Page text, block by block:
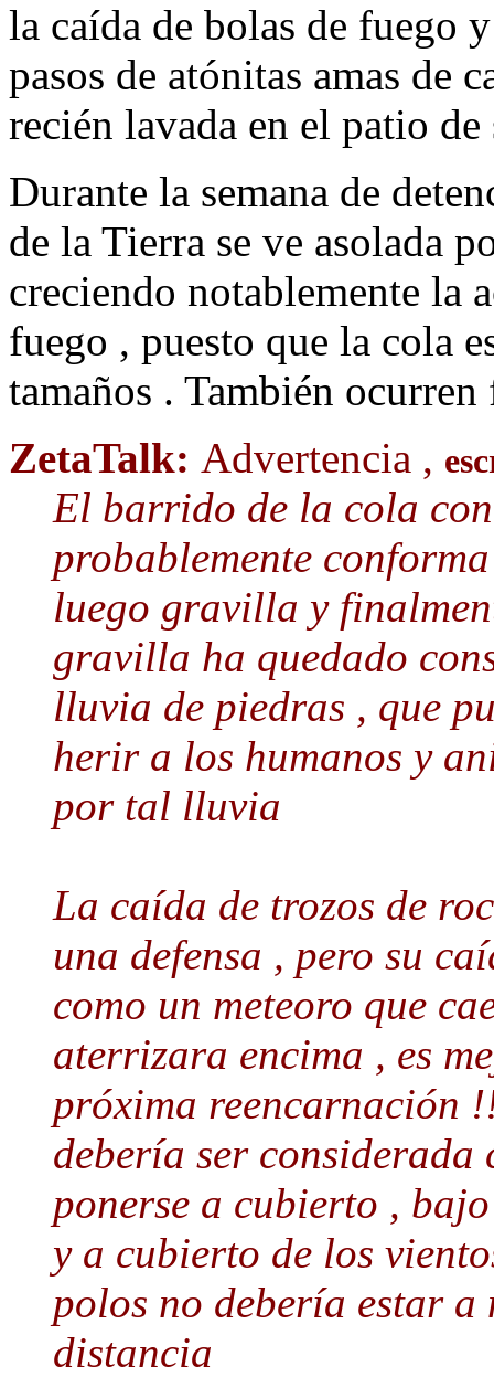
la caída de bolas de fuego
pasos de atónitas amas de
recién lavada en el patio de
Durante la semana de
de la Tierra se ve asolada
creciendo notablemente la
fuego , puesto que la cola
tamaños . También
ZetaTalk: Advertencia ,
El barrido de la cola
probablemente
luego gravilla y
gravilla ha quedado
lluvia de piedras , que
herir a los humanos y
por tal lluvia
La caída de trozos de
una defensa , pero su
como un meteoro que
aterrizara encima , es
próxima reencarnación
debería ser
ponerse a cubierto ,
y a cubierto de los
polos no debería estar a
distancia